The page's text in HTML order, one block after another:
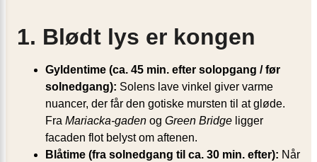
1. Blødt lys er kongen
Gyldentime (ca. 45 min. efter solopgang / før
solnedgang): Solens lave vinkel giver varme
nuancer, der får den gotiske mursten til at gløde.
Fra Mariacka-gaden og Green Bridge ligger
facaden flot belyst om aftenen.
Blåtime (fra solnedgang til ca. 30 min. efter): Når